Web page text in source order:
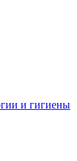
и гигиены